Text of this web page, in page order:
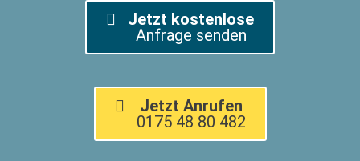
Jetzt kostenlose
Anfrage senden
Jetzt Anrufen
0175 48 80 482